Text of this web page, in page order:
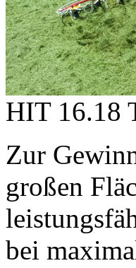
HIT 16.18
Zur
großen
bei